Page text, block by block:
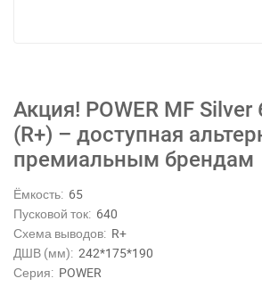
Акция! POWER MF
(R+) – доступная
премиальным брендам
Ёмкость: 65
Пусковой ток: 640
Схема выводов: R+
ДШВ (мм): 242*175*190
Серия: POWER